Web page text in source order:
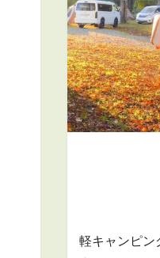
軽キャンピン